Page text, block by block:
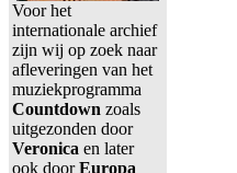
Voor het
internationale archief
zijn wij op zoek naar
afleveringen van het
muziekprogramma
Countdown zoals
uitgezonden door
Veronica en later
ook doorEuropa